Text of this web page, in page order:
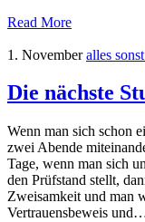
Read More
1. November alles
Die nächste
Wenn man sich schon
zwei Abende
Tage, wenn man sich
den Prüfstand stellt,
Zweisamkeit und man
Vertrauensbeweis